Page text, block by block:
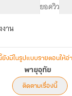
ยอดวิว
าน
ยังมีในรูปแบบรายตอนให้อ่
พายุอุทัย
ติดตามเรื่องนี้